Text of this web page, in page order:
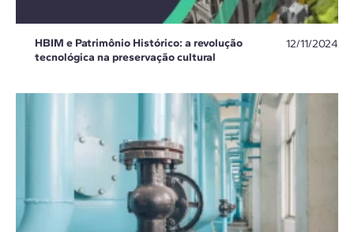
HBIM e Patrimônio Histórico: a revolução
tecnológica na preservação cultural
12/11/2024